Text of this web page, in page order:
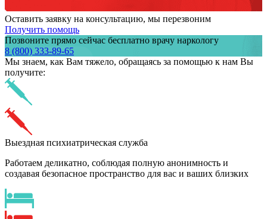
Оставить заявку на консультацию, мы перезвоним
Получить помощь
Позвоните прямо сейчас бесплатно врачу наркологу
8 (800) 333-89-65
Мы знаем, как Вам тяжело, обращаясь за помощью к нам Вы
получите:
Выездная психиатрическая служба
Работаем деликатно, соблюдая полную анонимность и
создавая безопасное пространство для вас и ваших близких